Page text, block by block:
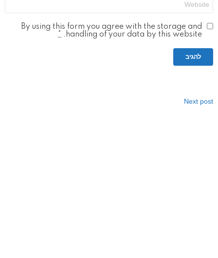
By using this form you agree with the storage and
handling of your data by this website.
Next post